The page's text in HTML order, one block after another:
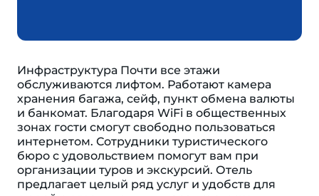
Инфраструктура Почти все этажи
обслуживаются лифтом. Работают камера
хранения багажа, сейф, пункт обмена валюты
и банкомат. Благодаря WiFi в общественных
зонах гости смогут свободно пользоваться
интернетом. Сотрудники туристического
бюро с удовольствием помогут вам при
организации туров и экскурсий. Отель
предлагает целый ряд услуг и удобств для